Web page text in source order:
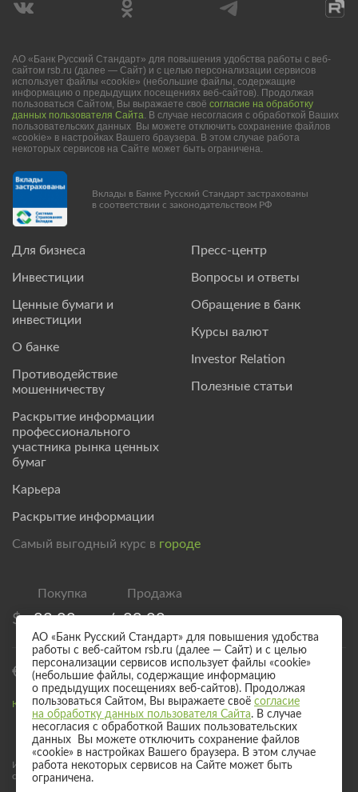
Для бизнеса
Инвестиции
Ценные бумаги и
инвестиции
О банке
Противодействие
мошенничеству
Раскрытие информации
профессионального
участника рынка ценных
бумаг
Карьера
Раскрытие информации
Пресс-центр
Вопросы и ответы
Обращение в банк
Курсы валют
Investor Relation
Полезные статьи
АО «Банк Русский Стандарт» для повышения удобства работы с веб-
сайтом rsb.ru (далее — Сайт) и с целью персонализации сервисов
использует файлы «cookie» (небольшие файлы, содержащие
информацию о предыдущих посещениях веб-сайтов). Продолжая
пользоваться Сайтом, Вы выражаете своё согласие на обработку
данных пользователя Сайта. В случае несогласия с обработкой Ваших
пользовательских данных Вы можете отключить сохранение файлов
«cookie» в настройках Вашего браузера. В этом случае работа
некоторых сервисов на Сайте может быть ограничена.
Вклады в Банке Русский Стандарт застрахованы
в соответствии с законодательством РФ
Самый выгодный курс в городе
$ 83,00 / 89,00
€ 95,00 / 101,00
Курс валют для безналичного обмена
Информация о процентных ставках по договорам банковского вклада
с физическими лицами
АО «Банк Русский Стандарт» для повышения удобства
работы с веб-сайтом rsb.ru (далее — Сайт) и с целью
персонализации сервисов использует файлы «cookie»
(небольшие файлы, содержащие информацию
о предыдущих посещениях веб-сайтов). Продолжая
пользоваться Сайтом, Вы выражаете своё согласие
на обработку данных пользователя Сайта. В случае
несогласия с обработкой Ваших пользовательских
данных Вы можете отключить сохранение файлов
«cookie» в настройках Вашего браузера. В этом случае
работа некоторых сервисов на Сайте может быть
ограничена.